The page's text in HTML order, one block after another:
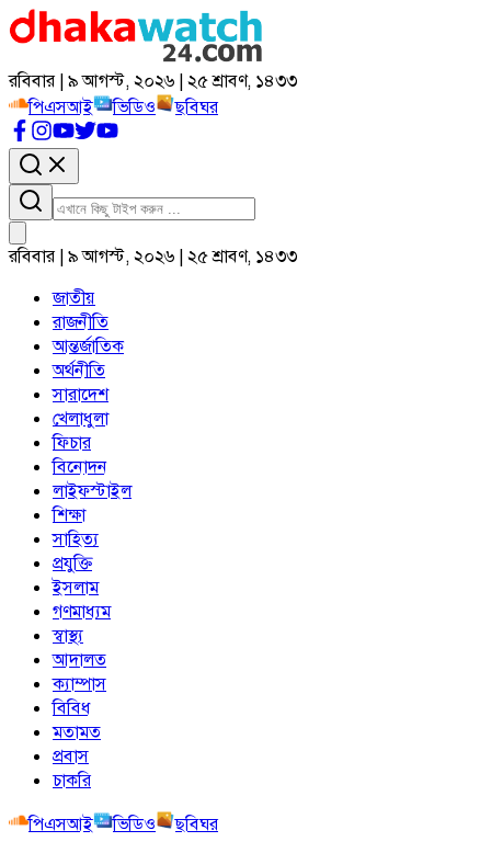
রবিবার | ৯ আগস্ট, ২০২৬ | ২৫ শ্রাবণ, ১৪৩৩
পিএসআই
ভিডিও ছবিঘর
রবিবার | ৯ আগস্ট, ২০২৬ | ২৫ শ্রাবণ, ১৪৩৩
জাতীয়
রাজনীতি
আন্তর্জাতিক
অর্থনীতি
সারাদেশ
খেলাধুলা
ফিচার
বিনোদন
লাইফস্টাইল
শিক্ষা
সাহিত্য
প্রযুক্তি
ইসলাম
গণমাধ্যম
স্বাস্থ্য
আদালত
ক্যাম্পাস
বিবিধ
মতামত
প্রবাস
চাকরি
পিএসআই
ভিডিও
ছবিঘর